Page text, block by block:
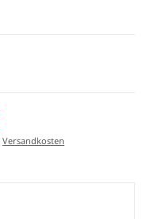
Versandkosten